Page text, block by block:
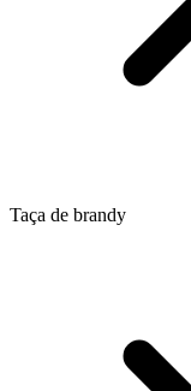
Taça de brandy